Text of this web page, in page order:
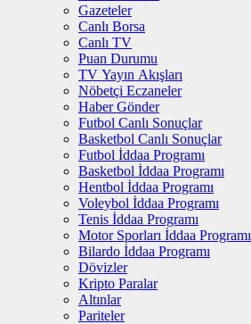
Gazeteler
Canlı Borsa
Canlı TV
Puan Durumu
TV Yayın Akışları
Nöbetçi Eczaneler
Haber Gönder
Futbol Canlı Sonuçlar
Basketbol Canlı Sonuçlar
Futbol İddaa Programı
Basketbol İddaa Programı
Hentbol İddaa Programı
Voleybol İddaa Programı
Tenis İddaa Programı
Motor Sporları İddaa Programı
Bilardo İddaa Programı
Dövizler
Kripto Paralar
Altınlar
Pariteler